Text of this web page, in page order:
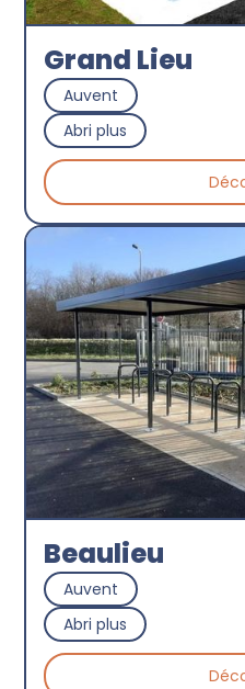
Grand Lieu
Auvent
Abri plus
Beaulieu
Auvent
Abri plus